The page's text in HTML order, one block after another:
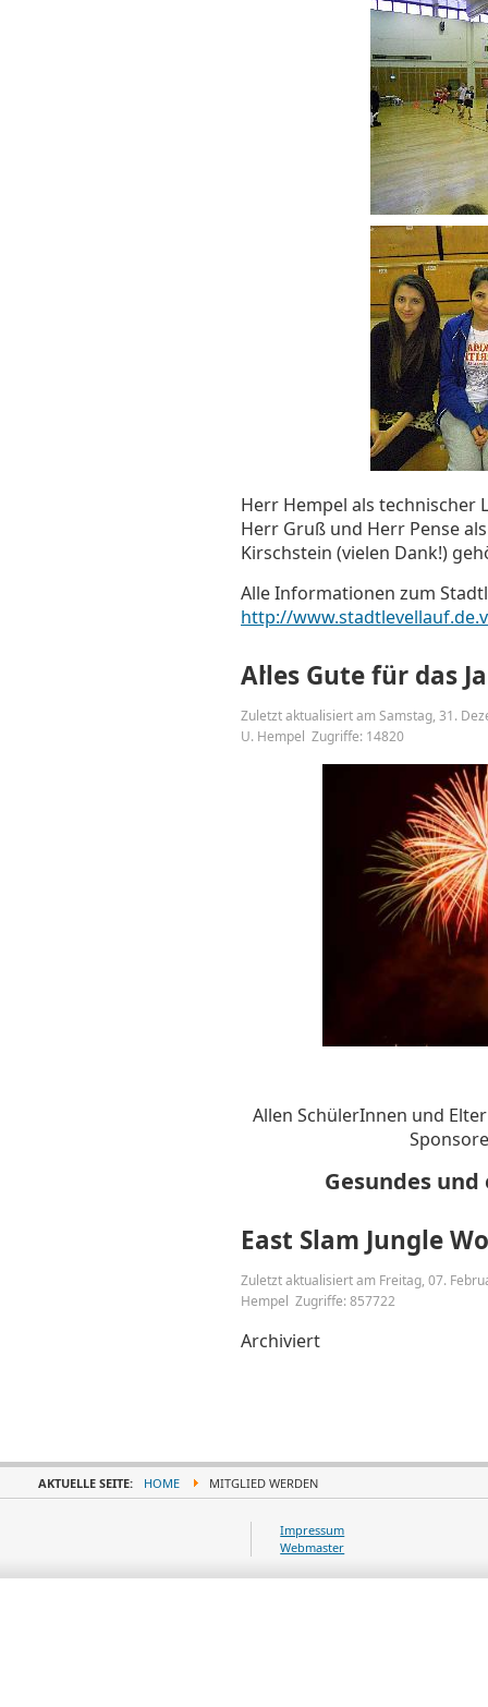
Herr Hempel als technischer
Herr Gruß und Herr Pense
Kirschstein (vielen Dank!)
Alle Informationen zum
http://
Alles Gute für das
Zuletzt aktualisiert am Samstag, 31.
U. Hempel Zugriffe: 14820
Allen SchülerInnen und
Gesundes
East Slam Jungle
Zuletzt aktualisiert am Freitag, 07.
Hempel Zugriffe: 857722
Archiviert
AKTUELLE SEITE: HOME MITGLIED WERDEN
Impressum
Webmaster